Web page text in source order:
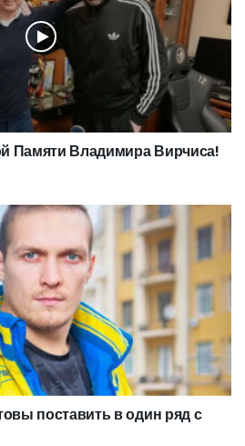
Памяти Владимира Вирчиса!
поставить в один ряд с